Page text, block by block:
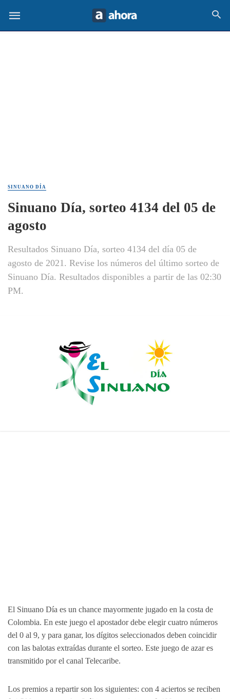
SINUANO DÍA
Sinuano Día, sorteo 4134 del 05 de
agosto
Resultados Sinuano Día, sorteo 4134 del día 05 de
agosto de 2021. Revise los números del último sorteo de
Sinuano Día. Resultados disponibles a partir de las 02:30
PM.
El Sinuano Día es un chance mayormente jugado en la costa de
Colombia. En este juego el apostador debe elegir cuatro números
del 0 al 9, y para ganar, los dígitos seleccionados deben coincidir
con las balotas extraídas durante el sorteo. Este juego de azar es
transmitido por el canal Telecaribe.
Los premios a repartir son los siguientes: con 4 aciertos se reciben